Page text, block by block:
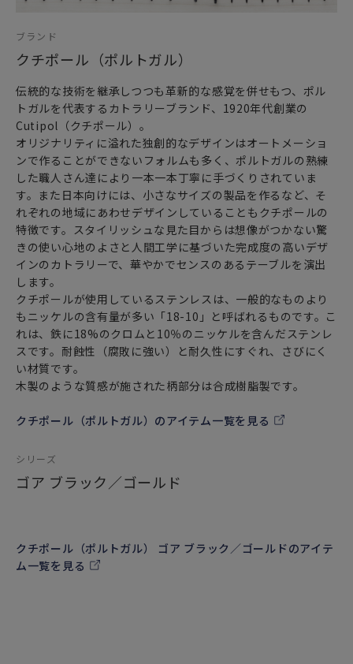
ブランド
クチポール（ポルトガル）
伝統的な技術を継承しつつも革新的な感覚を併せもつ、ポル
トガルを代表するカトラリーブランド、1920年代創業の
Cutipol（クチポール）。
オリジナリティに溢れた独創的なデザインはオートメーショ
ンで作ることができないフォルムも多く、ポルトガルの熟練
した職人さん達により一本一本丁寧に手づくりされていま
す。また日本向けには、小さなサイズの製品を作るなど、そ
れぞれの地域にあわせデザインしていることもクチポールの
特徴です。スタイリッシュな見た目からは想像がつかない驚
きの使い心地のよさと人間工学に基づいた完成度の高いデザ
インのカトラリーで、華やかでセンスのあるテーブルを演出
します。
クチポールが使用しているステンレスは、一般的なものより
もニッケルの含有量が多い「18-10」と呼ばれるものです。こ
れは、鉄に18%のクロムと10％のニッケルを含んだステンレ
スです。耐蝕性（腐敗に強い）と耐久性にすぐれ、さびにく
い材質です。
木製のような質感が施された柄部分は合成樹脂製です。
クチポール（ポルトガル）のアイテム一覧を見る
シリーズ
ゴア ブラック／ゴールド
クチポール（ポルトガル） ゴア ブラック／ゴールドのアイテ
ム一覧を見る